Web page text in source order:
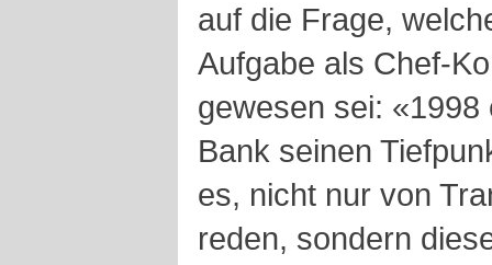
auf die Frage,
Aufgabe als Chef-
gewesen sei:
Bank seinen
es, nicht nur von
reden, sondern